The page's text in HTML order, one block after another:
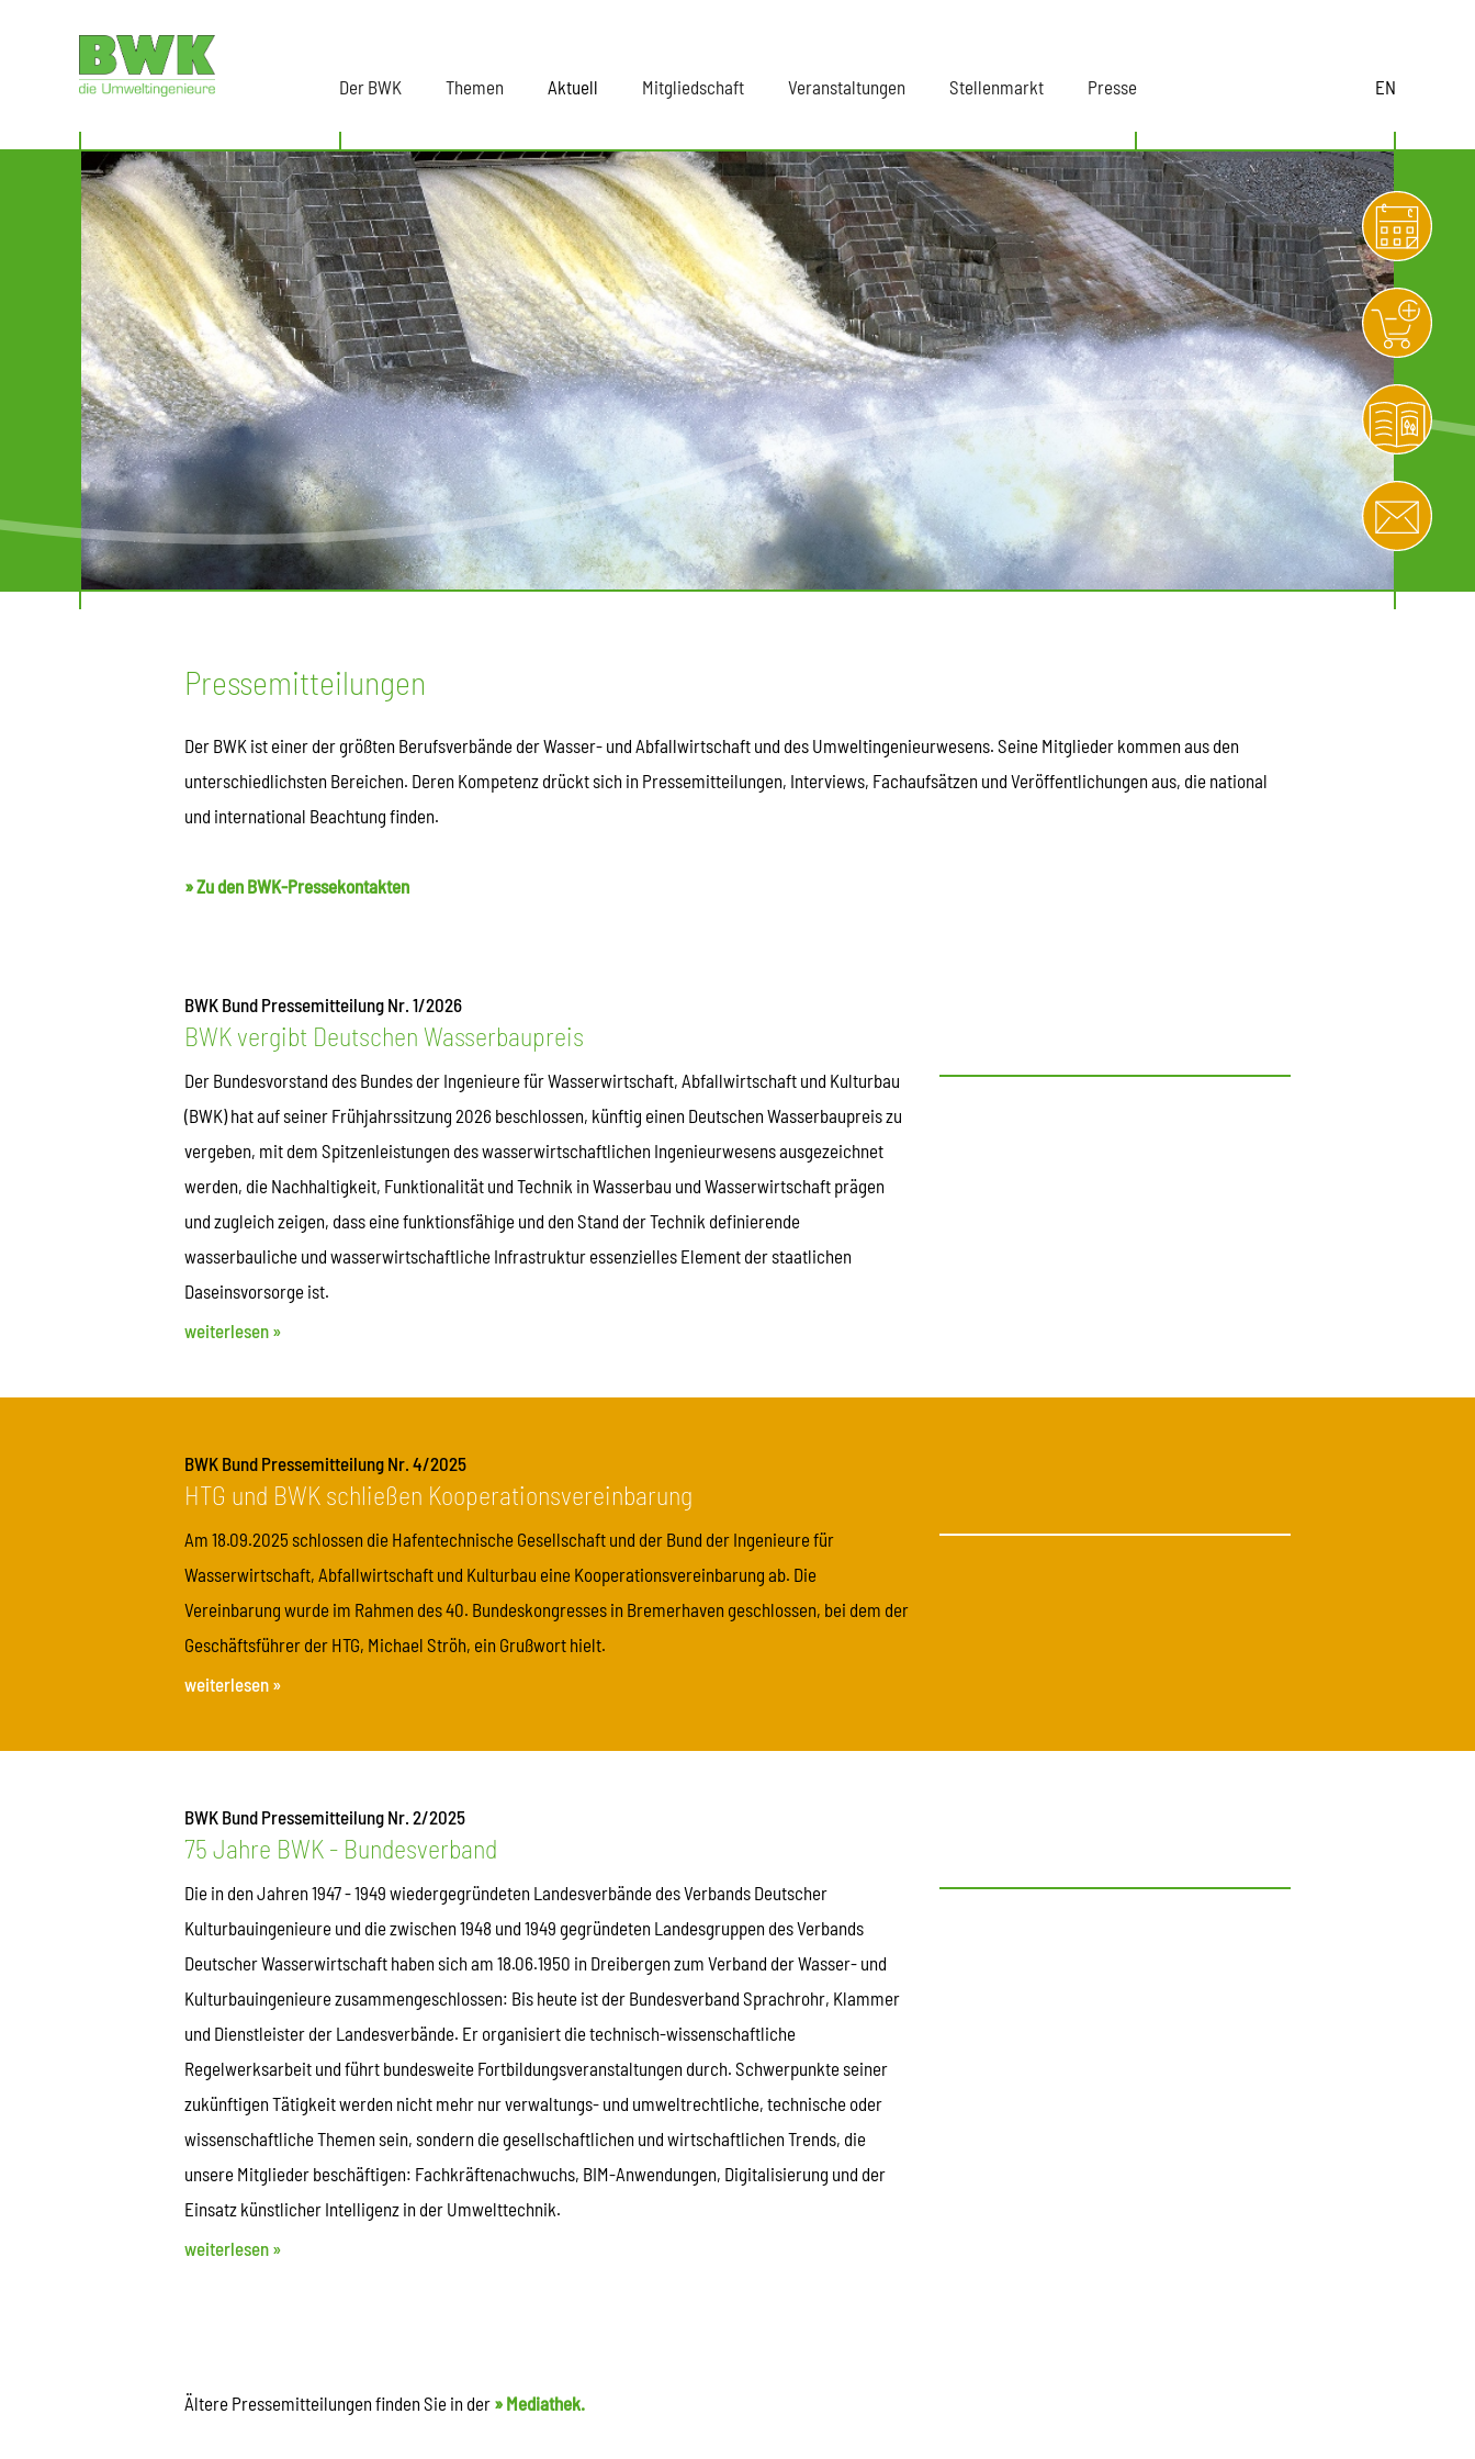
Der BWK Themen Aktuell Mitgliedschaft Veranstaltungen Stellenmarkt Presse EN
Pressemitteilungen
Der BWK ist einer der größten Berufsverbände der Wasser- und Abfallwirtschaft und des Umweltingenieurwesens. Seine Mitglieder kommen aus den
unterschiedlichsten Bereichen. Deren Kompetenz drückt sich in Pressemitteilungen, Interviews, Fachaufsätzen und Veröffentlichungen aus, die national
und international Beachtung finden.
» Zu den BWK-Pressekontakten
BWK Bund Pressemitteilung Nr. 1/2026
BWK vergibt Deutschen Wasserbaupreis
Der Bundesvorstand des Bundes der Ingenieure für Wasserwirtschaft, Abfallwirtschaft und Kulturbau
(BWK) hat auf seiner Frühjahrssitzung 2026 beschlossen, künftig einen Deutschen Wasserbaupreis zu
vergeben, mit dem Spitzenleistungen des wasserwirtschaftlichen Ingenieurwesens ausgezeichnet
werden, die Nachhaltigkeit, Funktionalität und Technik in Wasserbau und Wasserwirtschaft prägen
und zugleich zeigen, dass eine funktionsfähige und den Stand der Technik definierende
wasserbauliche und wasserwirtschaftliche Infrastruktur essenzielles Element der staatlichen
Daseinsvorsorge ist.
weiterlesen »
BWK Bund Pressemitteilung Nr. 4/2025
HTG und BWK schließen Kooperationsvereinbarung
Am 18.09.2025 schlossen die Hafentechnische Gesellschaft und der Bund der Ingenieure für
Wasserwirtschaft, Abfallwirtschaft und Kulturbau eine Kooperationsvereinbarung ab. Die
Vereinbarung wurde im Rahmen des 40. Bundeskongresses in Bremerhaven geschlossen, bei dem der
Geschäftsführer der HTG, Michael Ströh, ein Grußwort hielt.
weiterlesen »
BWK Bund Pressemitteilung Nr. 2/2025
75 Jahre BWK - Bundesverband
Die in den Jahren 1947 - 1949 wiedergegründeten Landesverbände des Verbands Deutscher
Kulturbauingenieure und die zwischen 1948 und 1949 gegründeten Landesgruppen des Verbands
Deutscher Wasserwirtschaft haben sich am 18.06.1950 in Dreibergen zum Verband der Wasser- und
Kulturbauingenieure zusammengeschlossen: Bis heute ist der Bundesverband Sprachrohr, Klammer
und Dienstleister der Landesverbände. Er organisiert die technisch-wissenschaftliche
Regelwerksarbeit und führt bundesweite Fortbildungsveranstaltungen durch. Schwerpunkte seiner
zukünftigen Tätigkeit werden nicht mehr nur verwaltungs- und umweltrechtliche, technische oder
wissenschaftliche Themen sein, sondern die gesellschaftlichen und wirtschaftlichen Trends, die
unsere Mitglieder beschäftigen: Fachkräftenachwuchs, BIM-Anwendungen, Digitalisierung und der
Einsatz künstlicher Intelligenz in der Umwelttechnik.
weiterlesen »
Ältere Pressemitteilungen finden Sie in der » Mediathek.